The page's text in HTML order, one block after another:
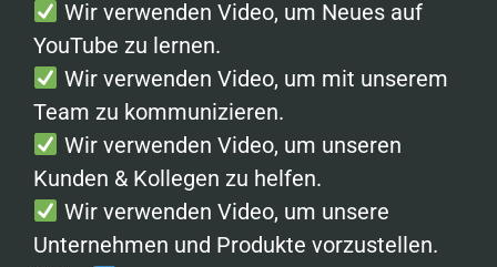
Wir verwenden Video, um Neues auf
YouTube zu lernen.
Wir verwenden Video, um mit unserem
Team zu kommunizieren.
Wir verwenden Video, um unseren
Kunden & Kollegen zu helfen.
Wir verwenden Video, um unsere
Unternehmen und Produkte vorzustellen.